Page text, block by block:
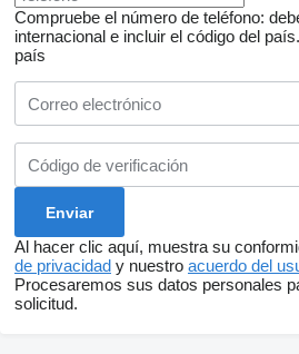
Compruebe el número de teléfono:
internacional e incluir el código del país.
país
Al hacer clic aquí, muestra su
de privacidad y nuestro acuerdo del
Procesaremos sus datos personales
solicitud.